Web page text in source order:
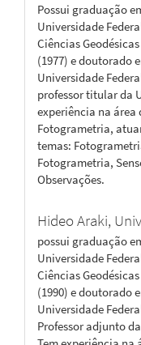
Possui graduação
Universidade
Ciências
(1977) e doutorado
Universidade
professor titular da
experiência na área
Fotogrametria,
temas:
Fotogrametria,
Observações.
Hideo Araki,
possui graduação
Universidade
Ciências
(1990) e doutorado
Universidade
Professor adjunto